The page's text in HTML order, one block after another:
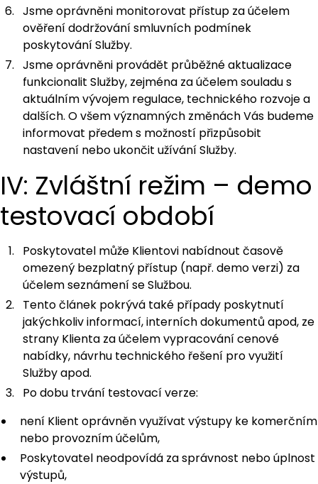
Jsme oprávněni monitorovat přístup za účelem
ověření dodržování smluvních podmínek
poskytování Služby.
Jsme oprávněni provádět průběžné aktualizace
funkcionalit Služby, zejména za účelem souladu s
aktuálním vývojem regulace, technického rozvoje a
dalších. O všem významných změnách Vás budeme
informovat předem s možností přizpůsobit
nastavení nebo ukončit užívání Služby.
IV: Zvláštní režim – demo
testovací období
Poskytovatel může Klientovi nabídnout časově
omezený bezplatný přístup (např. demo verzi) za
účelem seznámení se Službou.
Tento článek pokrývá také případy poskytnutí
jakýchkoliv informací, interních dokumentů apod, ze
strany Klienta za účelem vypracování cenové
nabídky, návrhu technického řešení pro využití
Služby apod.
Po dobu trvání testovací verze:
není Klient oprávněn využívat výstupy ke komerčním
nebo provozním účelům,
Poskytovatel neodpovídá za správnost nebo úplnost
výstupů,